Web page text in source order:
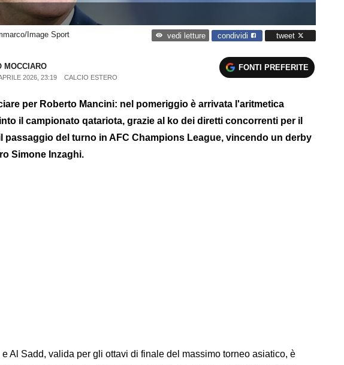
Image Sport vedi letture condividi tweet
MOCCIARO
2026, 23:19 CALCIO ESTERO
FONTI PREFERITE
per Roberto Mancini: nel pomeriggio è arrivata l'aritmetica
il campionato qatariota, grazie al ko dei diretti concorrenti per il
passaggio del turno in AFC Champions League, vincendo un derby
Simone Inzaghi.
e Al Sadd, valida per gli ottavi di finale del massimo torneo asiatico, è